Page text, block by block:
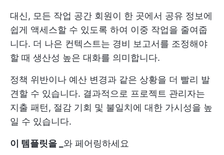
대신, 모든 작업 공간 회원이 한 곳에서 공유 정보에
쉽게 액세스할 수 있도록 하여 이중 작업을 줄여줍
니다. 더 나은 컨텍스트는 경비 보고서를 조정해야
할 때 생산성 높은 대화를 의미합니다.
정책 위반이나 예산 변경과 같은 상황을 더 빨리 발
견할 수 있습니다. 결과적으로 프로젝트 관리자는
지출 패턴, 절감 기회 및 불일치에 대한 가시성을 높
일 수 있습니다.
이 템플릿을 _ 와 페어링하세요